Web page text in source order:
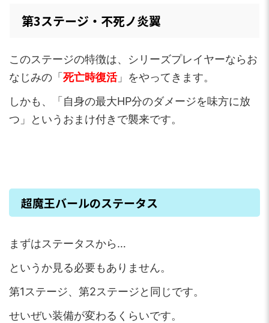
第3ステージ・不死ノ炎翼
このステージの特徴は、シリーズプレイヤーならお
なじみの「 死亡時復活」をやってきます。
しかも、「自身の最大HP分のダメージを味方に放
つ」というおまけ付きで襲来です。
超魔王バールのステータス
まずはステータスから…
というか見る必要もありません。
第1ステージ、第2ステージと同じです。
せいぜい装備が変わるくらいです。